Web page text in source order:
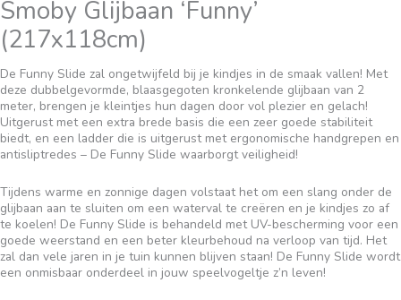
Smoby Glijbaan ‘Funny’
(217x118cm)
De Funny Slide zal ongetwijfeld bij je kindjes in de smaak vallen! Met
deze dubbelgevormde, blaasgegoten kronkelende glijbaan van 2
meter, brengen je kleintjes hun dagen door vol plezier en gelach!
Uitgerust met een extra brede basis die een zeer goede stabiliteit
biedt, en een ladder die is uitgerust met ergonomische handgrepen en
antisliptredes – De Funny Slide waarborgt veiligheid!
Tijdens warme en zonnige dagen volstaat het om een slang onder de
glijbaan aan te sluiten om een waterval te creëren en je kindjes zo af
te koelen! De Funny Slide is behandeld met UV-bescherming voor een
goede weerstand en een beter kleurbehoud na verloop van tijd. Het
zal dan vele jaren in je tuin kunnen blijven staan! De Funny Slide wordt
een onmisbaar onderdeel in jouw speelvogeltje z’n leven!